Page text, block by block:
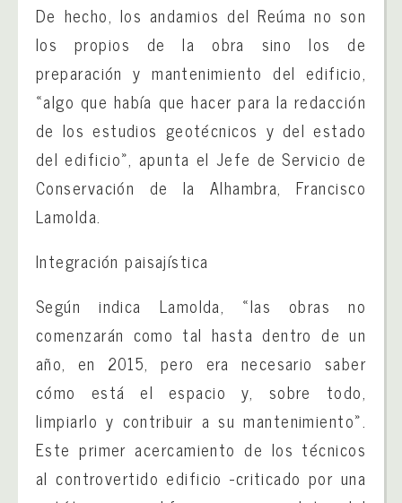
De hecho, los andamios del Reúma no son
los propios de la obra sino los de
preparación y mantenimiento del edificio,
«algo que había que hacer para la redacción
de los estudios geotécnicos y del estado
del edificio», apunta el Jefe de Servicio de
Conservación de la Alhambra, Francisco
Lamolda.
Integración paisajística
Según indica Lamolda, «las obras no
comenzarán como tal hasta dentro de un
año, en 2015, pero era necesario saber
cómo está el espacio y, sobre todo,
limpiarlo y contribuir a su mantenimiento».
Este primer acercamiento de los técnicos
al controvertido edificio -criticado por una